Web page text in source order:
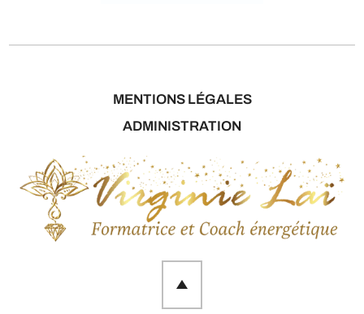
MENTIONS LÉGALES
ADMINISTRATION